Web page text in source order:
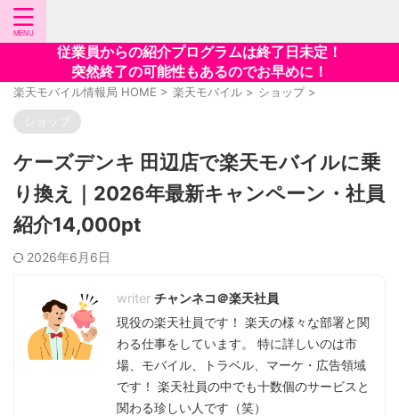
従業員からの紹介プログラムは終了日未定！
突然終了の可能性もあるのでお早めに！
楽天モバイル情報局 HOME > 楽天モバイル > ショップ >
ショップ
ケーズデンキ 田辺店で楽天モバイルに乗
り換え｜2026年最新キャンペーン・社員
紹介14,000pt
2026年6月6日
チャンネコ＠楽天社員
現役の楽天社員です！ 楽天の様々な部署と関
わる仕事をしています。 特に詳しいのは市
場、モバイル、トラベル、マーケ・広告領域
です！ 楽天社員の中でも十数個のサービスと
関わる珍しい人です（笑）